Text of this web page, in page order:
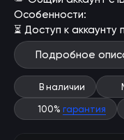
Особенности:
⏳ Доступ к
Подробное
В наличии
100% гарантия